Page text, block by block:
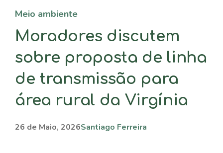
Meio ambiente
Moradores discutem
sobre proposta de linha
de transmissão para
área rural da Virgínia
26 de Maio, 2026Santiago Ferreira